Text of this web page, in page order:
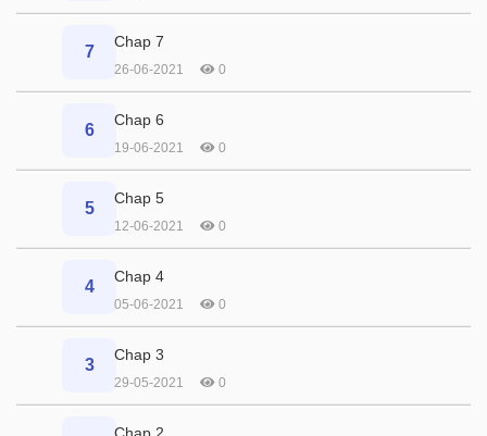
7
Chap 7
26-06-2021 0
6
Chap 6
19-06-2021 0
5
Chap 5
12-06-2021 0
4
Chap 4
05-06-2021 0
3
Chap 3
29-05-2021 0
Chap 2